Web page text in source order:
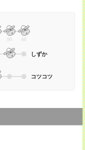
50 60
しずか
コツコツ